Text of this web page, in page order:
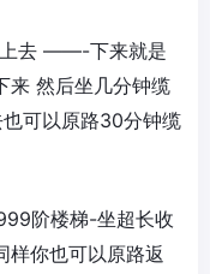
上去 ——-下来就是
来 然后坐几分钟缆
可以原路30分钟缆
阶楼梯-坐超长收
你也可以原路返